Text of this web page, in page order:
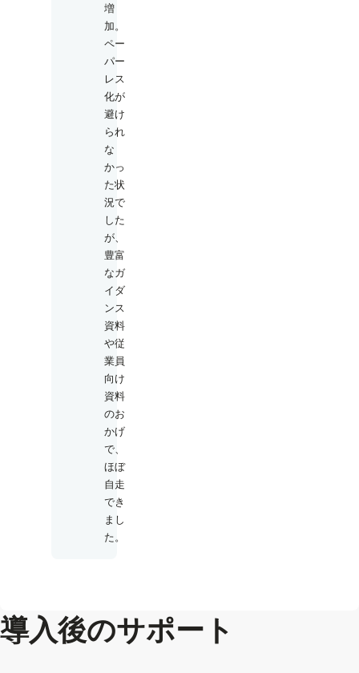
増
加。
ペー
パー
レス
化が
避け
られ
な
かっ
た状
況で
した
が、
豊富
なガ
イダ
ンス
資料
や従
業員
向け
資料
のお
かげ
で、
ほぼ
自走
でき
まし
た。
導入後のサポート